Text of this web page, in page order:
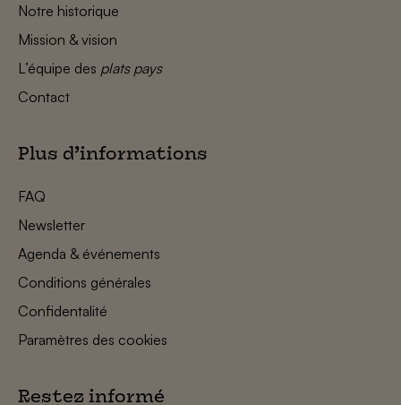
Notre historique
Mission & vision
L’équipe des plats pays
Contact
Plus d’informations
FAQ
Newsletter
Agenda & événements
Conditions générales
Confidentalité
Paramètres des cookies
Restez informé